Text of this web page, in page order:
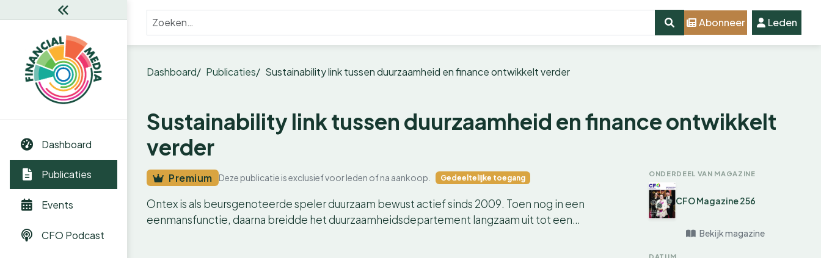
Dashboard
Publicaties
Events
CFO Podcast
Abonneer Leden
Dashboard Publicaties Sustainability link tussen duurzaamheid en finance ontwikkelt verder
Sustainability link tussen duurzaamheid en finance ontwikkelt
verder
Premium Deze publicatie is exclusief voor leden of na aankoop. Gedeeltelijke toegang
Ontex is als beursgenoteerde speler duurzaam bewust actief sinds 2009. Toen nog in een
eenmansfunctie, daarna breidde het duurzaamheidsdepartement langzaam uit tot een…
ONDERDEEL VAN MAGAZINE
CFO Magazine 256
Bekijk magazine
DATUM